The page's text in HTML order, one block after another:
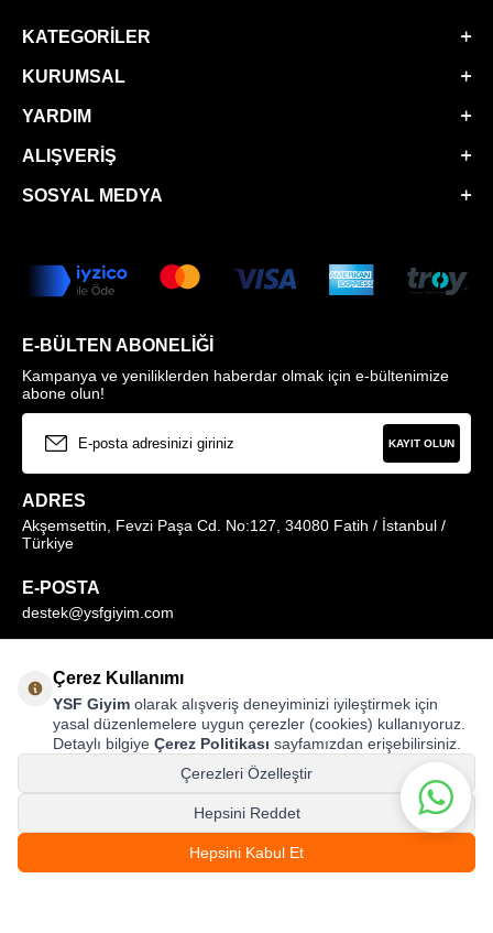
999,00
KATEGORILER
KURUMSAL
YARDIM
ALIŞVERIŞ
SOSYAL MEDYA
E-BÜLTEN ABONELIĞI
Kampanya ve yeniliklerden haberdar olmak için e-bültenimize
abone olun!
KAYIT OLUN
ADRES
Akşemsettin, Fevzi Paşa Cd. No:127, 34080 Fatih / İstanbul /
Türkiye
E-POSTA
destek@ysfgiyim.com
0850 259 1373
MAĞAZALARIMIZ
© ysfgiyim.com | Tüm Hakları Saklıdır.
Çerez Kullanımı
YSF Giyim olarak alışveriş deneyiminizi iyileştirmek için
yasal düzenlemelere uygun çerezler (cookies) kullanıyoruz.
Detaylı bilgiye Çerez Politikası sayfamızdan erişebilirsiniz.
Çerezleri Özelleştir
Hepsini Reddet
Hepsini Kabul Et